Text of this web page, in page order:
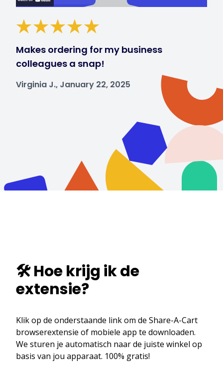
Makes ordering for my business
colleagues a snap!
Virginia J., January 22, 2025
🛠️ Hoe krijg ik de
extensie?
Klik op de onderstaande link om de Share-A-Cart
browserextensie of mobiele app te downloaden.
We sturen je automatisch naar de juiste winkel op
basis van jou apparaat. 100% gratis!